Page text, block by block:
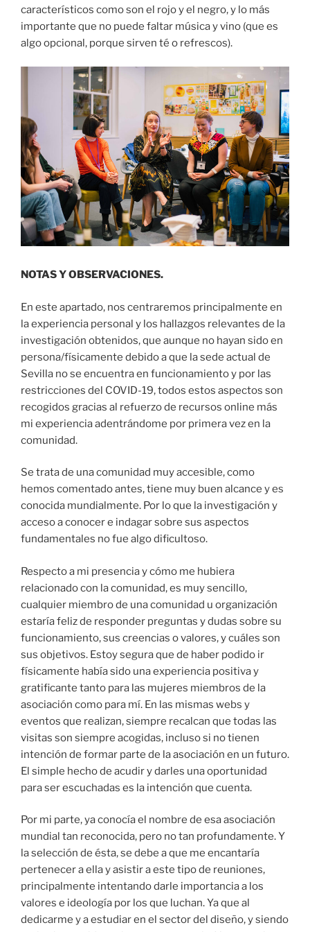
característicos como son el rojo y el negro, y lo más
importante que no puede faltar música y vino (que es
algo opcional, porque sirven té o refrescos).
NOTAS Y OBSERVACIONES.
En este apartado, nos centraremos principalmente en
la experiencia personal y los hallazgos relevantes de la
investigación obtenidos, que aunque no hayan sido en
persona/físicamente debido a que la sede actual de
Sevilla no se encuentra en funcionamiento y por las
restricciones del COVID-19, todos estos aspectos son
recogidos gracias al refuerzo de recursos online más
mi experiencia adentrándome por primera vez en la
comunidad.
Se trata de una comunidad muy accesible, como
hemos comentado antes, tiene muy buen alcance y es
conocida mundialmente. Por lo que la investigación y
acceso a conocer e indagar sobre sus aspectos
fundamentales no fue algo dificultoso.
Respecto a mi presencia y cómo me hubiera
relacionado con la comunidad, es muy sencillo,
cualquier miembro de una comunidad u organización
estaría feliz de responder preguntas y dudas sobre su
funcionamiento, sus creencias o valores, y cuáles son
sus objetivos. Estoy segura que de haber podido ir
físicamente había sido una experiencia positiva y
gratificante tanto para las mujeres miembros de la
asociación como para mí. En las mismas webs y
eventos que realizan, siempre recalcan que todas las
visitas son siempre acogidas, incluso si no tienen
intención de formar parte de la asociación en un futuro.
El simple hecho de acudir y darles una oportunidad
para ser escuchadas es la intención que cuenta.
Por mi parte, ya conocía el nombre de esa asociación
mundial tan reconocida, pero no tan profundamente. Y
la selección de ésta, se debe a que me encantaría
pertenecer a ella y asistir a este tipo de reuniones,
principalmente intentando darle importancia a los
valores e ideología por los que luchan. Ya que al
dedicarme y a estudiar en el sector del diseño, y siendo